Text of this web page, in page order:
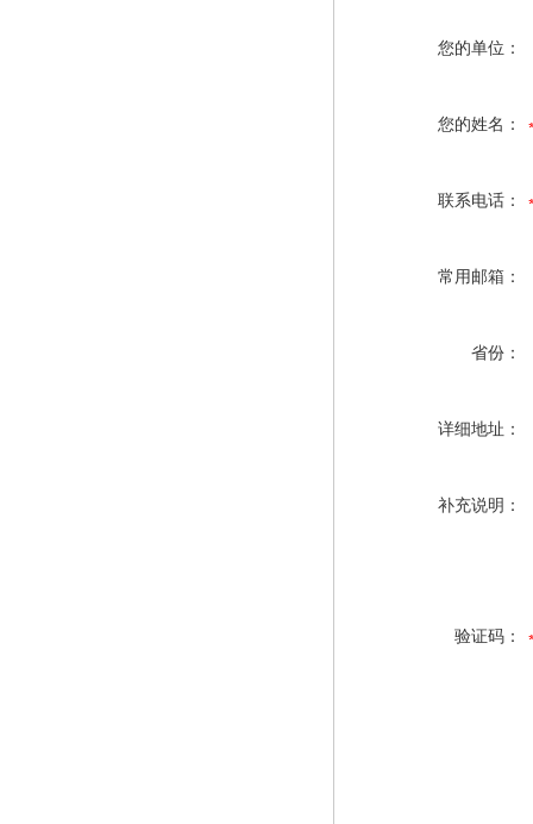
您的单位：
您的姓名：
联系电话：
常用邮箱：
省份：
详细地址：
补充说明：
验证码：